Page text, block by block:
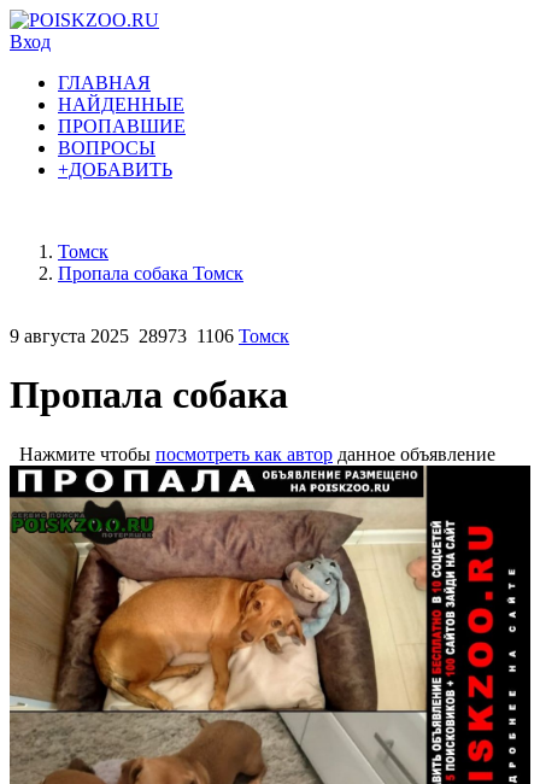
Вход
ГЛАВНАЯ
НАЙДЕННЫЕ
ПРОПАВШИЕ
ВОПРОСЫ
+ДОБАВИТЬ
Томск
Пропала собака Томск
9 августа 2025 28973 1106 Томск
Пропала собака
Нажмите чтобы посмотреть как автор данное объявление